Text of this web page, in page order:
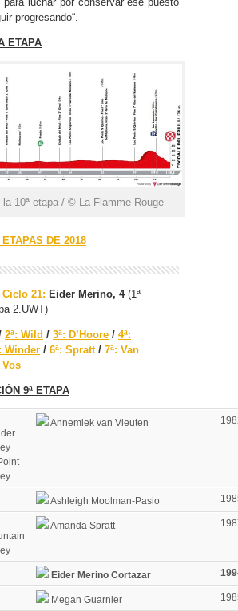
progresando“.
ETAPA
la 10ª etapa / © La Flamme Rouge
DE 2018
Ciclo 21: Eider Merino, 4(1ª
2.UWT)
2ª: Wild / 3ª: D’Hoore / 4ª:
Winder / 6ª: Spratt/ 7ª: Van
Vos
9ª ETAPA
Annemiek van Vleuten
Ashleigh Moolman-Pasio
Amanda Spratt
Eider Merino Cortazar
Megan Guarnier